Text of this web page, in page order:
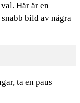
Här är en
bild av några
ta en paus